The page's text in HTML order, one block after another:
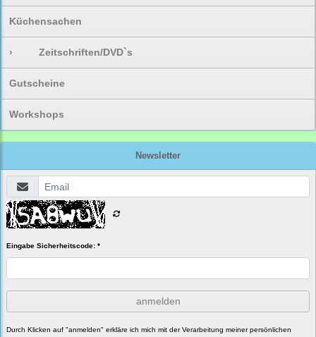
Küchensachen
› Zeitschriften/DVD`s
Gutscheine
Workshops
Newsletter
Eingabe Sicherheitscode: *
anmelden
Durch Klicken auf "anmelden" erkläre ich mich mit der Verarbeitung meiner persönlichen